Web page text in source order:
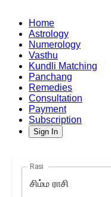
Home
Astrology
Numerology
Vasthu
Kundli Matching
Panchang
Remedies
Consultation
Payment
Subscription
Sign In
Rasi
சிம்ம ராசி